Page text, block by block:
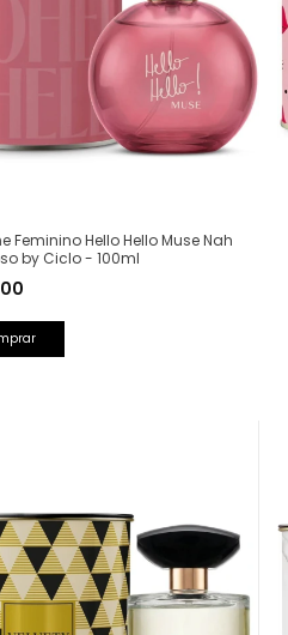
Feminino Hello Hello Muse Nah
by Ciclo - 100ml